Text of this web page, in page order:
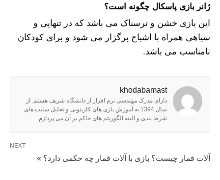
ژانر بازی پاسکال چگونه است؟
این بازی خشن و ترسناک می باشد که در تنهایی و
سیاهی همراه با اشباح برگزار می شود و برای کودکان
نامناسب می باشد.
khodabamast
دارای مدرک مهندسی نرم افزار از دانشگاه شریف هستم. از
سال 1394 به آموزش بازی های کازینویی و تحلیل سایت های
شرط بندی و البته الگوریتم های حاکم بر آن می پردازم.
NEXT
آلات قمار چیست؟ بازی با آلات قمار چه حکمی دارد؟ »